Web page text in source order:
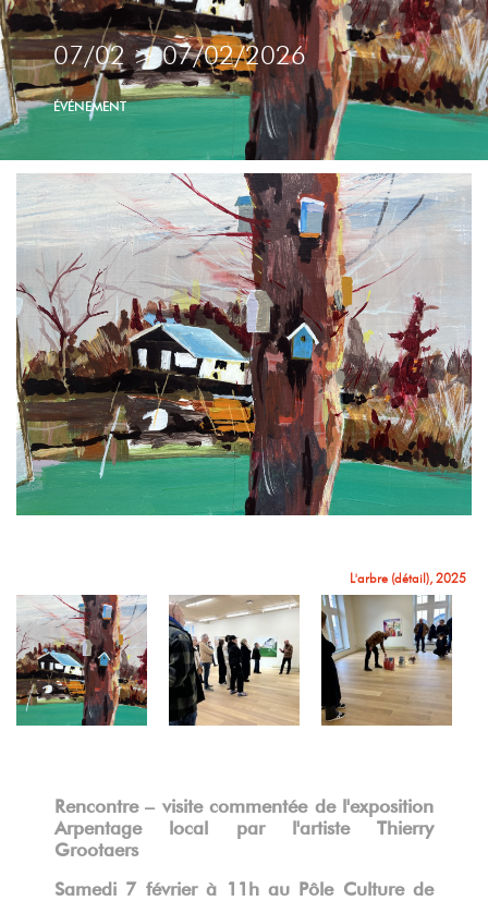
07/02 >07/02/2026
ÉVÉNEMENT
L'arbre (détail), 2025
Rencontre Arpentage local avec Thierry Grootaers
Rencontre Arpentage local avec Thierry Grootaers
Rencontre Arpentage local avec Thierry Grootaers
Rencontre Arpentage local avec Thierry Grootaers
Rencontre Arpentage local avec Thierry Grootaers
Rencontre – visite commentée de l'exposition
Arpentage local par l'artiste Thierry
Grootaers
Samedi 7 février à 11h au Pôle Culture de